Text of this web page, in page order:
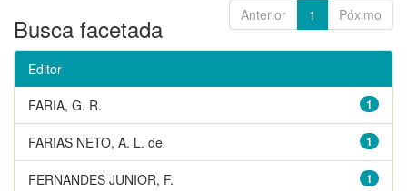
Anterior 1 Póximo
Busca facetada
Editor
1
FARIA, G. R.
1
FARIAS NETO, A. L. de
1
FERNANDES JUNIOR, F.